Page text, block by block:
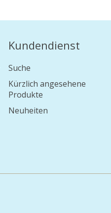
Kundendienst
Suche
Kürzlich angesehene
Produkte
Neuheiten